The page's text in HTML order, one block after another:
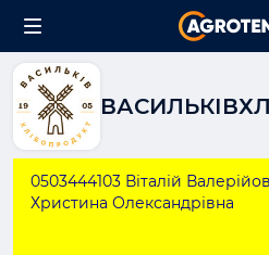
0503444103 Віталій
Христина Олександрівна